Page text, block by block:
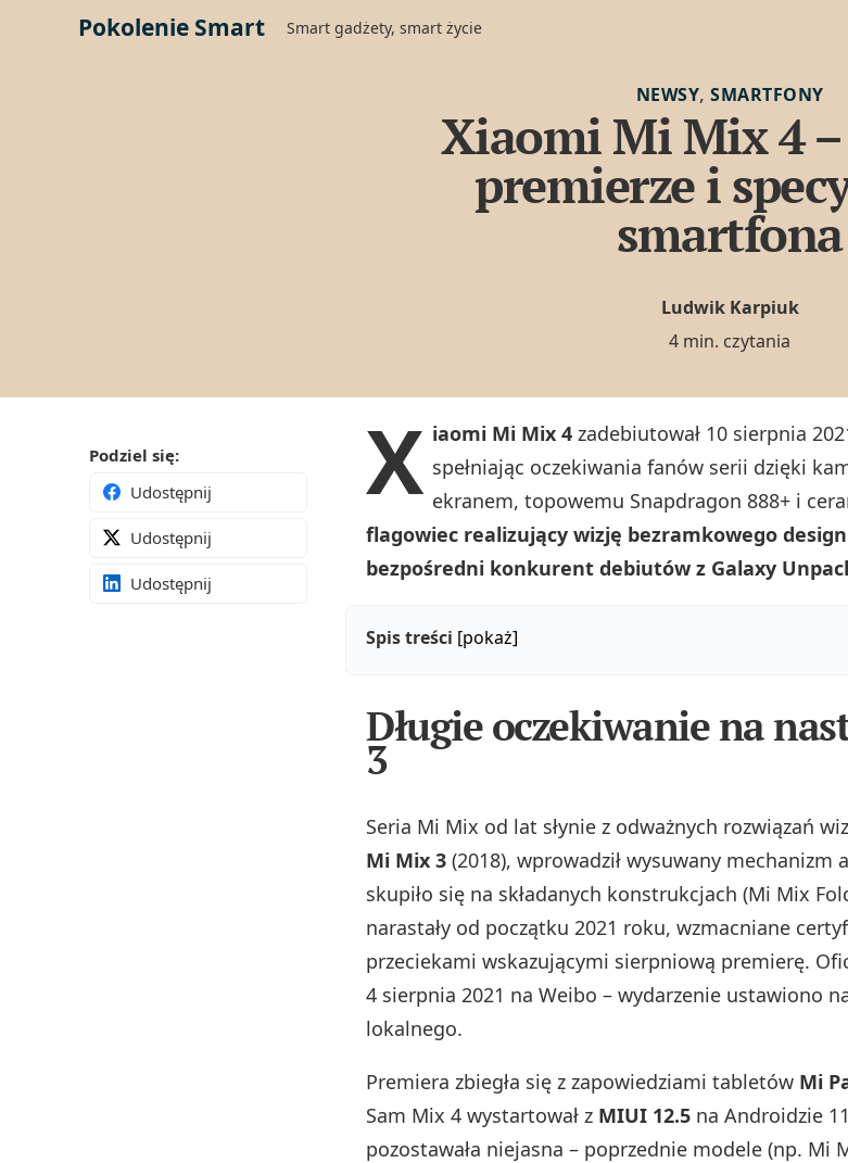
Pokolenie Smart Smart gadżety, smart życie
NEWSY, SMARTFONY
Xiaomi Mi Mix 4
premierze i
smartfona
Ludwik Karpiuk
4 min. czytania
Podziel się:
Udostępnij
Udostępnij
Udostępnij
X iaomi Mi Mix 4 zadebiutował 10 sierpnia
spełniając oczekiwania fanów serii dzięki
ekranem, topowemu Snapdragon 888+ i
flagowiec realizujący wizję bezramkowego
bezpośredni konkurent debiutów z Galaxy
Spis treści [pokaż]
Długie oczekiwanie na
3
Seria Mi Mix od lat słynie z odważnych rozwiązań
Mi Mix 3 (2018), wprowadził wysuwany mechanizm
skupiło się na składanych konstrukcjach (Mi Mix
narastały od początku 2021 roku, wzmacniane
przeciekami wskazującymi sierpniową premierę.
4 sierpnia 2021 na Weibo – wydarzenie ustawiono
lokalnego.
Premiera zbiegła się z zapowiedziami tabletów Mi
Sam Mix 4 wystartował z MIUI 12.5 na Androidzie
pozostawała niejasna – poprzednie modele (np. Mi